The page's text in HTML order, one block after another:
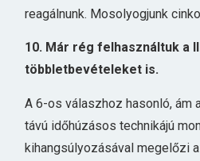
reagálnunk. Mosolyogjunk
10. Már rég felhasználtuk a
többletbevételeket is.
A 6-os válaszhoz hasonló, ám
távú időhúzásos technikájú
kihangsúlyozásával megelőzi